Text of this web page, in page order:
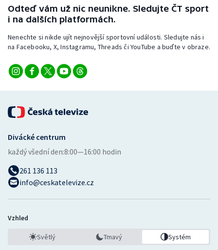
Odteď vám už nic neunikne. Sledujte ČT sport
i na dalších platformách.
Nenechte si nikde ujít nejnovější sportovní události. Sledujte nás i
na Facebooku, X, Instagramu, Threads či YouTube a buďte v obraze.
Divácké centrum
každý všední den:8:00—16:00 hodin
261 136 113
info@ceskatelevize.cz
Vzhled
Světlý Tmavý Systém